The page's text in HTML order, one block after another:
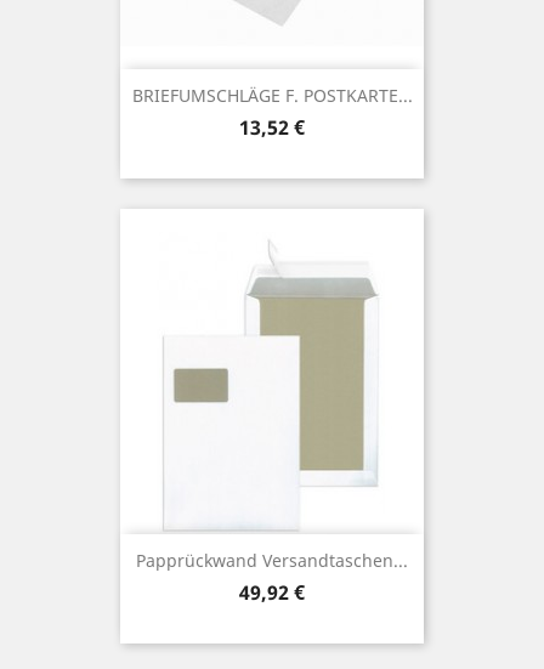
BRIEFUMSCHLÄGE F. POSTKARTE...
Preis
13,52 €
Papprückwand Versandtaschen...
Preis
49,92 €